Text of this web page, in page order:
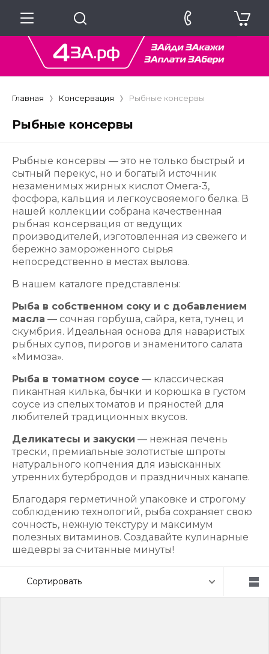
Главная Консервация Рыбные консервы
Рыбные консервы
Рыбные консервы — это не только быстрый и
сытный перекус, но и богатый источник
незаменимых жирных кислот Омега-3,
фосфора, кальция и легкоусвояемого белка. В
нашей коллекции собрана качественная
рыбная консервация от ведущих
производителей, изготовленная из свежего и
бережно замороженного сырья
непосредственно в местах вылова.
В нашем каталоге представлены:
Рыба в собственном соку и с добавлением
масла — сочная горбуша, сайра, кета, тунец и
скумбрия. Идеальная основа для наваристых
рыбных супов, пирогов и знаменитого салата
«Мимоза».
Рыба в томатном соусе — классическая
пикантная килька, бычки и корюшка в густом
соусе из спелых томатов и пряностей для
любителей традиционных вкусов.
Деликатесы и закуски — нежная печень
трески, премиальные золотистые шпроты
натурального копчения для изысканных
утренних бутербродов и праздничных канапе.
Благодаря герметичной упаковке и строгому
соблюдению технологий, рыба сохраняет свою
сочность, нежную текстуру и максимум
полезных витаминов. Создавайте кулинарные
шедевры за считанные минуты!
Сортировать